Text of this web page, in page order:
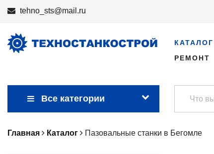
tehno_sts@mail.ru
КАТАЛОГ
РЕМОНТ
Все категории
Главная Каталог Пазовальные станки в Бегомле